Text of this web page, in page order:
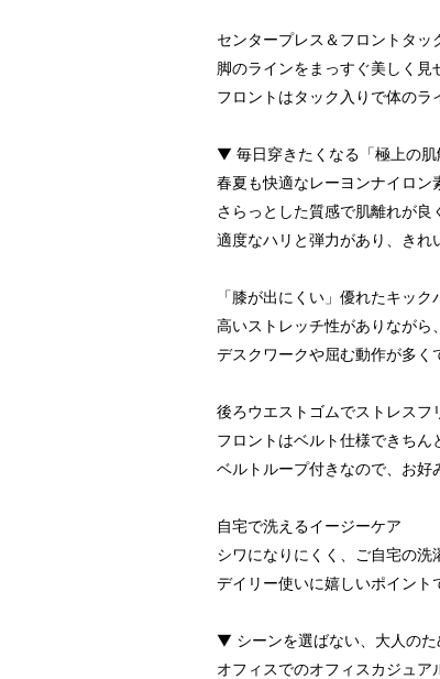
センタープレス＆フロントタッ
脚のラインをまっすぐ美しく見
フロントはタック入りで体のラ
▼ 毎日穿きたくなる「極上の肌
春夏も快適なレーヨンナイロン
さらっとした質感で肌離れが良
適度なハリと弾力があり、きれ
「膝が出にくい」優れたキック
高いストレッチ性がありながら
デスクワークや屈む動作が多く
後ろウエストゴムでストレスフ
フロントはベルト仕様できちん
ベルトループ付きなので、お好
自宅で洗えるイージーケア
シワになりにくく、ご自宅の洗
デイリー使いに嬉しいポイント
▼ シーンを選ばない、大人のた
オフィスでのオフィスカジュ